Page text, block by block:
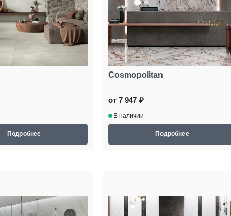
Подробнее
Cosmopolitan
от 7 947 ₽
В наличии
Подробнее